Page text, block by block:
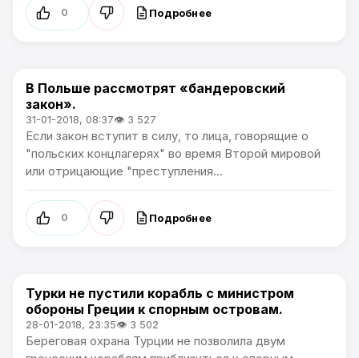
0 Подробнее
В мире
В Польше рассмотрят «бандеровский
закон».
31-01-2018, 08:37👁 3 527
Если закон вступит в силу, то лица, говорящие о
"польских концлагерях" во время Второй мировой
или отрицающие "преступления...
0 Подробнее
В мире
Турки не пустили корабль с министром
обороны Греции к спорным островам.
28-01-2018, 23:35👁 3 502
Береговая охрана Турции не позволила двум